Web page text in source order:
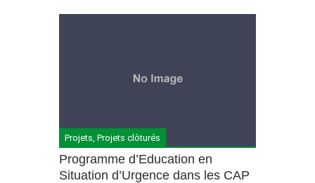
Projets Projets clôturés
Programme d’Education en
Situation d’Urgence dans les CAP